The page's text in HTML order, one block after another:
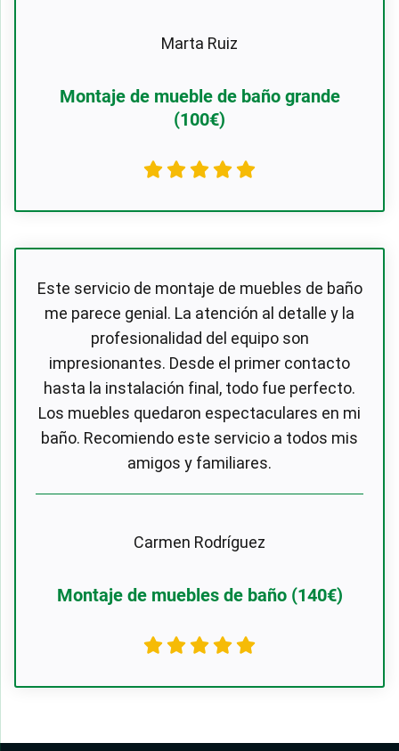
Marta Ruiz
Montaje de mueble de baño grande
(100€)
Este servicio de montaje de muebles de baño
me parece genial. La atención al detalle y la
profesionalidad del equipo son
impresionantes. Desde el primer contacto
hasta la instalación final, todo fue perfecto.
Los muebles quedaron espectaculares en mi
baño. Recomiendo este servicio a todos mis
amigos y familiares.
Carmen Rodríguez
Montaje de muebles de baño (140€)